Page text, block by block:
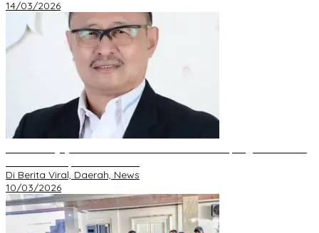
14/03/2026
Di Berita Viral, Daerah, News
10/03/2026